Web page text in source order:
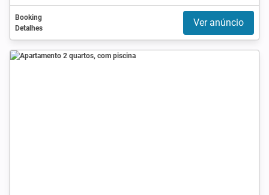
Booking
Detalhes
Ver anúncio